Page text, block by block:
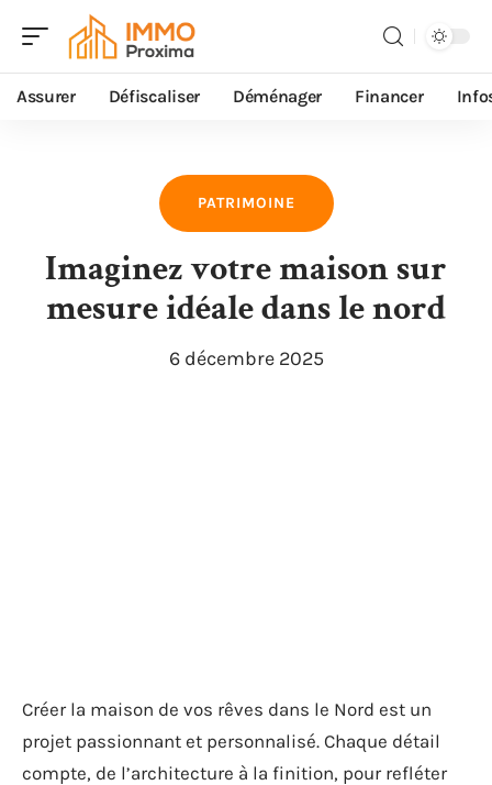
Assurer Défiscaliser Déménager Financer
PATRIMOINE
Imaginez votre maison sur
mesure idéale dans le nord
6 décembre 2025
Créer la maison de vos rêves dans le Nord est un
projet passionnant et personnalisé. Chaque détail
compte, de l’architecture à la finition, pour refléter